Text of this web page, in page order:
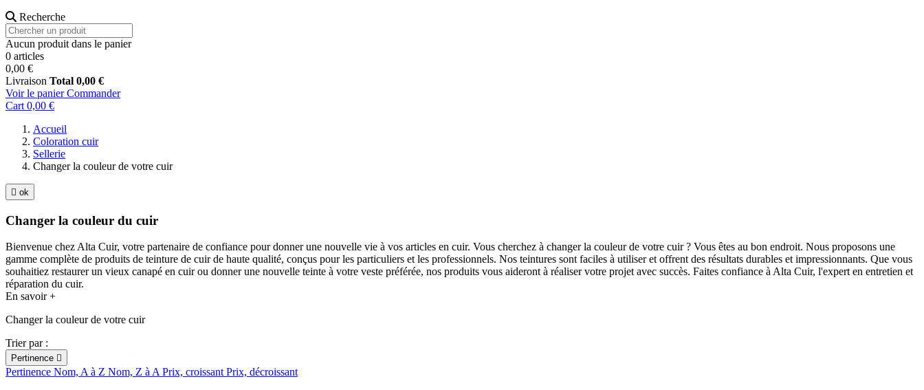
Recherche
Aucun produit dans le panier
0 articles
0,00 €
Livraison Total 0,00 €
Voir le panier Commander
Cart 0,00 €
Accueil
Coloration cuir
Sellerie
Changer la couleur de votre cuir
 ok
Changer la couleur du cuir
Bienvenue chez Alta Cuir, votre partenaire de confiance pour donner une nouvelle vie à vos articles en cuir. Vous cherchez à changer la couleur de votre cuir ? Vous êtes au bon endroit. Nous proposons une
gamme complète de produits de teinture de cuir de haute qualité, conçus pour les particuliers et les professionnels. Nos teintures sont faciles à utiliser et offrent des résultats durables et impressionnants. Que vous
souhaitiez restaurer un vieux canapé en cuir ou donner une nouvelle teinte à votre veste préférée, nos produits vous aideront à réaliser votre projet avec succès. Faites confiance à Alta Cuir, l'expert en entretien et
réparation du cuir.
En savoir +
Changer la couleur de votre cuir
Trier par :
Pertinence 
Pertinence Nom, A à Z Nom, Z à APrix, croissantPrix, décroissant